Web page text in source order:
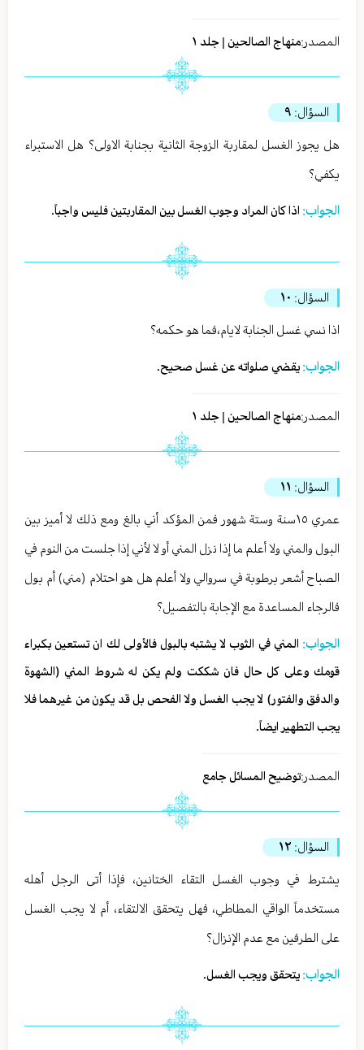
المصدر:منهاج الصالحين | جلد ١
السؤال: ٩
هل يجوز الغسل لمقاربة الزوجة الثانية بجنابة الاولى؟ هل الاستبراء
يكفي؟
الجواب: اذا كان المراد وجوب الغسل بين المقاربتين فليس واجباً.
السؤال: ١٠
اذا نسي غسل الجنابة لايام،فما هو حكمه؟
الجواب: يقضي صلواته عن غسل صحيح.
المصدر:منهاج الصالحين | جلد ١
السؤال: ١١
عمري ١٥سنة وستة شهور فمن المؤكد أني بالغ ومع ذلك لا أميز بين
البول والمني ولا أعلم ما إذا نزل المني أو لا لأني إذا جلست من النوم في
الصباح أشعر برطوبة في سروالي ولا أعلم هل هو احتلام (مني) أم بول
فالرجاء المساعدة مع الإجابة بالتفصيل؟
الجواب: المني في الثوب لا يشتبه بالبول فالأولى لك ان تستعين بكبراء
قومك وعلى كل حال فان شككت ولم يكن له شروط المني (الشهوة
والدفق والفتور) لا يجب الغسل ولا الفحص بل قد يكون من غيرهما فلا
يجب التطهير ايضاً.
المصدر:توضيح المسائل جامع
السؤال: ١٢
يشترط في وجوب الغسل التقاء الختانين، فإذا أتى الرجل أهله
مستخدماً الواقي المطاطي، فهل يتحقق الالتقاء، أم لا يجب الغسل
على الطرفين مع عدم الإنزال؟
الجواب: يتحقق ويجب الغسل.